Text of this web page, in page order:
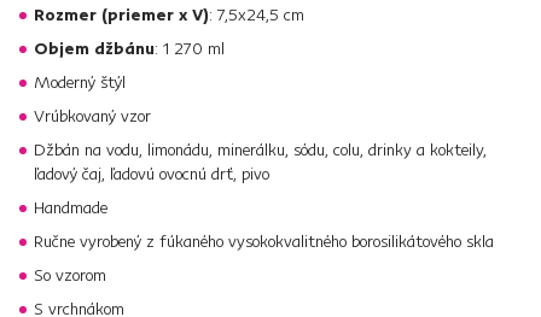
Rozmer (priemer x V): 7,5x24,5 cm
Objem džbánu: 1 270 ml
Moderný štýl
Vrúbkovaný vzor
Džbán na vodu, limonádu, minerálku, sódu, colu, drinky a kokteily,
ľadový čaj, ľadovú ovocnú drť, pivo
Handmade
Ručne vyrobený z fúkaného vysokokvalitného borosilikátového skla
So vzorom
S vrchnákom